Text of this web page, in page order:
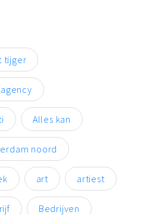
tijger
agency
Alles kan
noord
art artiest
Bedrijven